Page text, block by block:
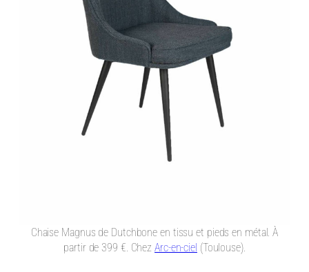
Chaise Magnus de Dutchbone en tissu et pieds en métal. À
partir de 399 €. ChezArc-en-ciel (Toulouse).